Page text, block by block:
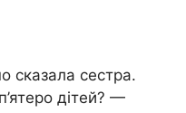
сказала сестра.
дітей? —